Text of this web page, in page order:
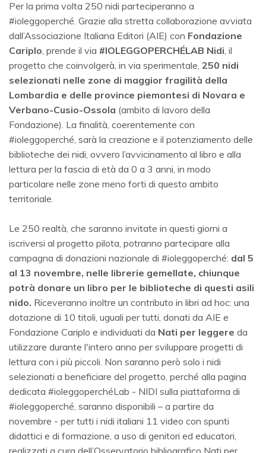
Per la prima volta 250 nidi parteciperanno a
#ioleggoperché. Grazie alla stretta collaborazione avviata
dall’Associazione Italiana Editori (AIE) con Fondazione
Cariplo , prende il via #IOLEGGOPERCHÉLAB Nidi , il
progetto che coinvolgerà, in via sperimentale, 250 nidi
selezionati nelle zone di maggior fragilità della
Lombardia e delle province piemontesi di Novara e
Verbano-Cusio-Ossola (ambito di lavoro della
Fondazione). La finalità, coerentemente con
#ioleggoperché, sarà la creazione e il potenziamento delle
biblioteche dei nidi, ovvero l’avvicinamento al libro e alla
lettura per la fascia di età da 0 a 3 anni, in modo
particolare nelle zone meno forti di questo ambito
territoriale.
Le 250 realtà, che saranno invitate in questi giorni a
iscriversi al progetto pilota, potranno partecipare alla
campagna di donazioni nazionale di #ioleggoperché: dal 5
al 13 novembre, nelle librerie gemellate, chiunque
potrà donare un libro per le biblioteche di questi asili
nido. Riceveranno inoltre un contributo in libri ad hoc: una
dotazione di 10 titoli, uguali per tutti, donati da AIE e
Fondazione Cariplo e individuati da Nati per leggere da
utilizzare durante l'intero anno per sviluppare progetti di
lettura con i più piccoli. Non saranno però solo i nidi
selezionati a beneficiare del progetto, perché alla pagina
dedicata #ioleggoperchéLab - NIDI sulla piattaforma di
#ioleggoperché, saranno disponibili – a partire da
novembre - per tutti i nidi italiani 11 video con spunti
didattici e di formazione, a uso di genitori ed educatori,
realizzati a cura dell’Osservatorio bibliografico Nati per